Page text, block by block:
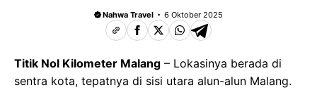
Nahwa Travel 6 Oktober 2025
Titik Nol Kilometer Malang – Lokasinya berada di
sentra kota, tepatnya di sisi utara alun-alun Malang.